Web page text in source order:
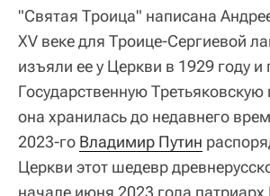
"Святая Троица" написана
XV веке для Троице-Сергиевой
изъяли ее у Церкви в 1929 году и
Государственную Третьяковскую
она хранилась до недавнего
2023-го Владимир Путин
Церкви этот шедевр
начале июня 2023 года